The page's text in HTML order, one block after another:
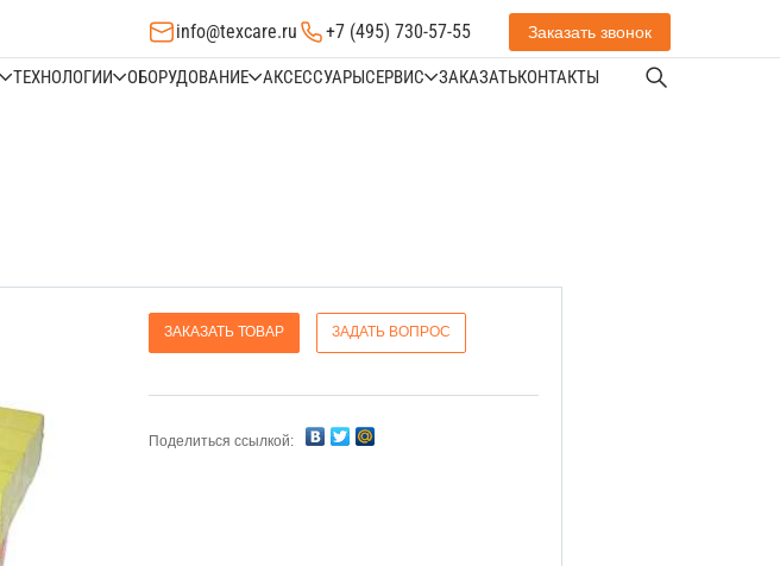
info@texcare.ru +7 (495) 730-57-55 Заказать звонок
ТЕХНОЛОГИИ ОБОРУДОВАНИЕ АКСЕССУАРЫСЕРВИС ЗАКАЗАТЬКОНТАКТЫ
ЗАКАЗАТЬ ТОВАР ЗАДАТЬ ВОПРОС
Поделиться ссылкой: